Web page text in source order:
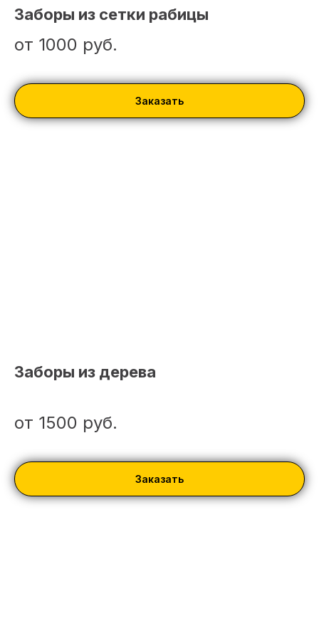
Заборы из сетки рабицы
от 1000 руб.
Заказать
Заборы из дерева
от 1500 руб.
Заказать